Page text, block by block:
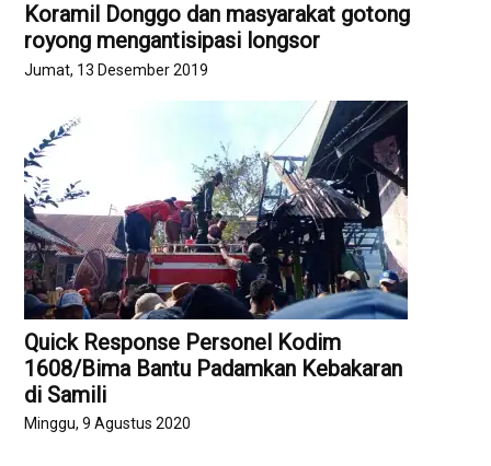
Koramil Donggo dan masyarakat gotong
royong mengantisipasi longsor
Jumat, 13 Desember 2019
Quick Response Personel Kodim
1608/Bima Bantu Padamkan Kebakaran
di Samili
Minggu, 9 Agustus 2020